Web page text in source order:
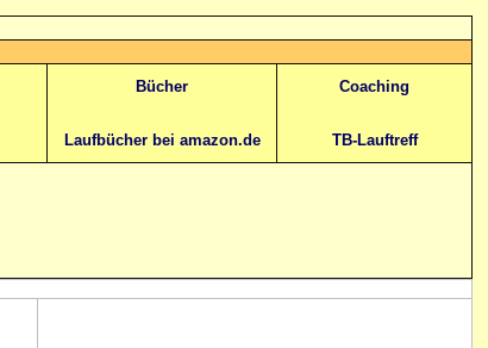
Bücher
Laufbücher bei amazon.de
Coaching
TB-Lauftreff